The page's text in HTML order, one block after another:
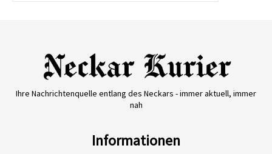
Ihre Nachrichtenquelle entlang des Neckars - immer aktuell, immer
nah
Informationen